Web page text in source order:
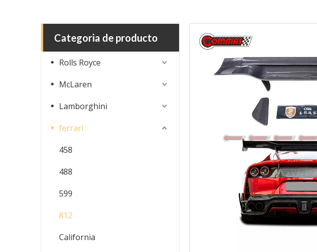
Categoria de producto
Rolls Royce
McLaren
Lamborghini
ferrari
458
488
599
812
California